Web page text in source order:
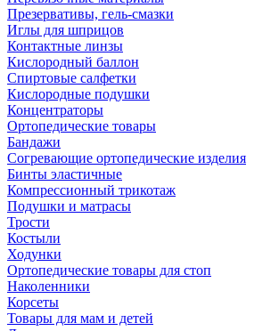
Презервативы, гель-смазки
Иглы для шприцов
Контактные линзы
Кислородный баллон
Спиртовые салфетки
Кислородные подушки
Концентраторы
Ортопедические товары
Бандажи
Согревающие ортопедические изделия
Бинты эластичные
Компрессионный трикотаж
Подушки и матрасы
Трости
Костыли
Ходунки
Ортопедические товары для стоп
Наколенники
Корсеты
Товары для мам и детей